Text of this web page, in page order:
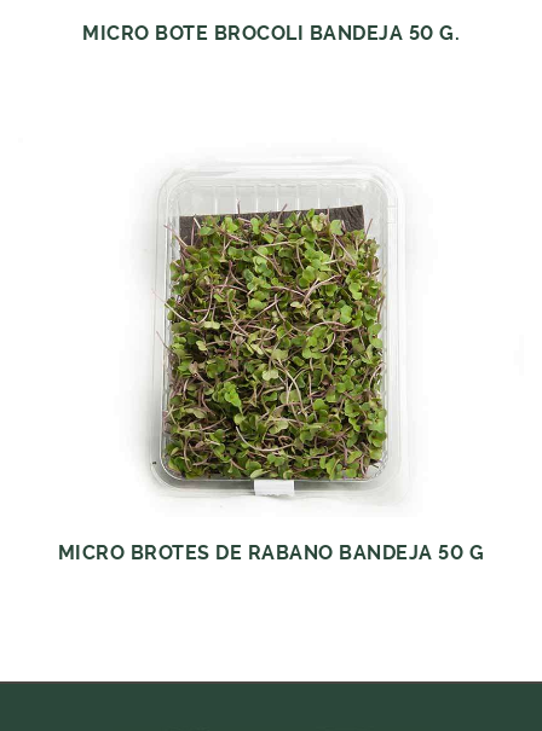
MICRO BOTE BROCOLI BANDEJA 50 G.
MICRO BROTES DE RABANO BANDEJA 50 G